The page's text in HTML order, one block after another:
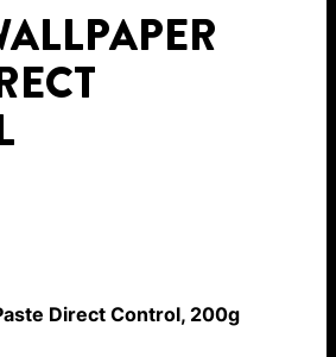
Direct Control, 200g